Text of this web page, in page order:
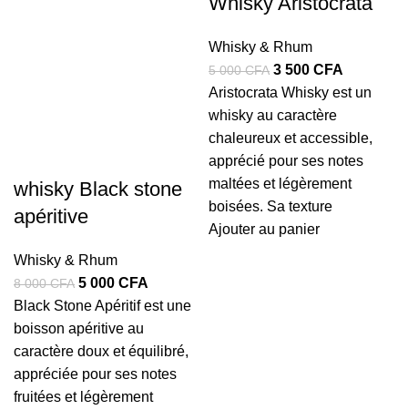
whisky Black stone
apéritive
Whisky & Rhum
8 000CFA Le
prix
initial
était :
8
000 CFA.
5 000 CFA
prix
est :
5
000 CFA.
Black Stone Apéritif est une
boisson apéritive au
caractère doux et équilibré,
appréciée pour ses notes
fruitées et légèrement
Whisky & Rhum
5 000CFA Le
prix
initial
était :
5
000 CFA.
3 500 CFA
prix
est :
3
500 CFA.
Aristocrata Whisky est un
whisky au caractère
chaleureux et accessible,
apprécié pour ses notes
maltées et légèrement
boisées. Sa texture
Ajouter au panier